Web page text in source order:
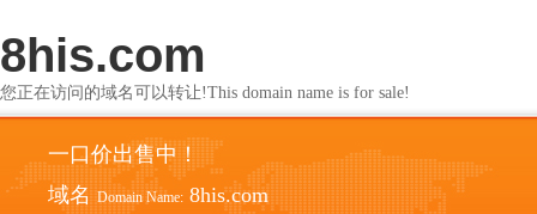
8his.com
您正在访问的域名可以转让!This domain name is for sale!
一口价出售中！
域名 Domain Name: 8his.com